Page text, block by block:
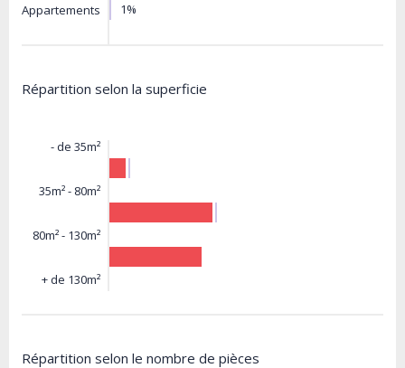
Appartements 1%
Répartition selon la superficie
- de 35m²
35m² - 80m²
80m² - 130m²
+ de 130m²
Répartition selon le nombre de pièces